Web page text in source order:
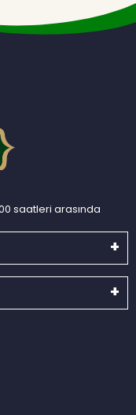
saatleri arasında